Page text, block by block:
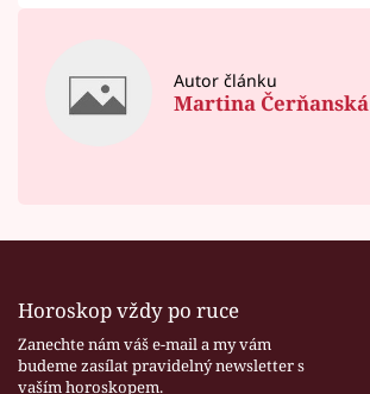
Autor článku
Martina Čerňanská
Horoskop vždy po ruce
Zanechte nám váš e-mail a my vám
budeme zasílat pravidelný newsletter s
vaším horoskopem.